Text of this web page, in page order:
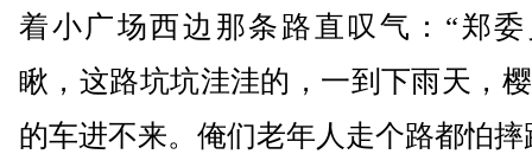
着小广场西边那条路直叹气：“郑
瞅，这路坑坑洼洼的，一到下雨天，
的车进不来。俺们老年人走个路都怕摔